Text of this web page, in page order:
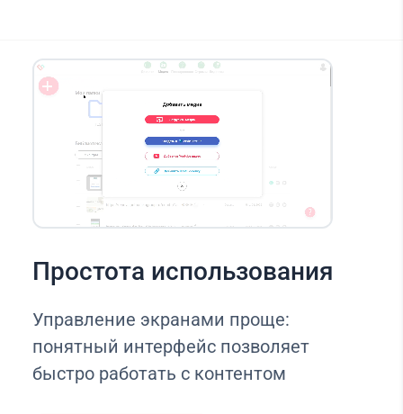
Простота использования
Управление экранами проще:
понятный интерфейс позволяет
быстро работать с контентом